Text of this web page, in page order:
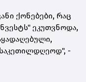
ქონებები, რაც
ეკუთვნოდა,
-